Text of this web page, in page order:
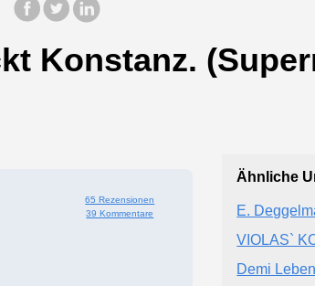
Konstanz.
65 Rezensionen
39 Kommentare
Ähnliche
E.
VIOLAS`
Demi